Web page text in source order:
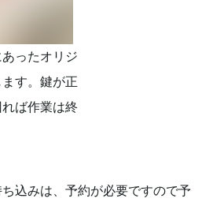
ったオリジ
す。鍵が正
ば作業は終
込みは、予約が必要ですので予